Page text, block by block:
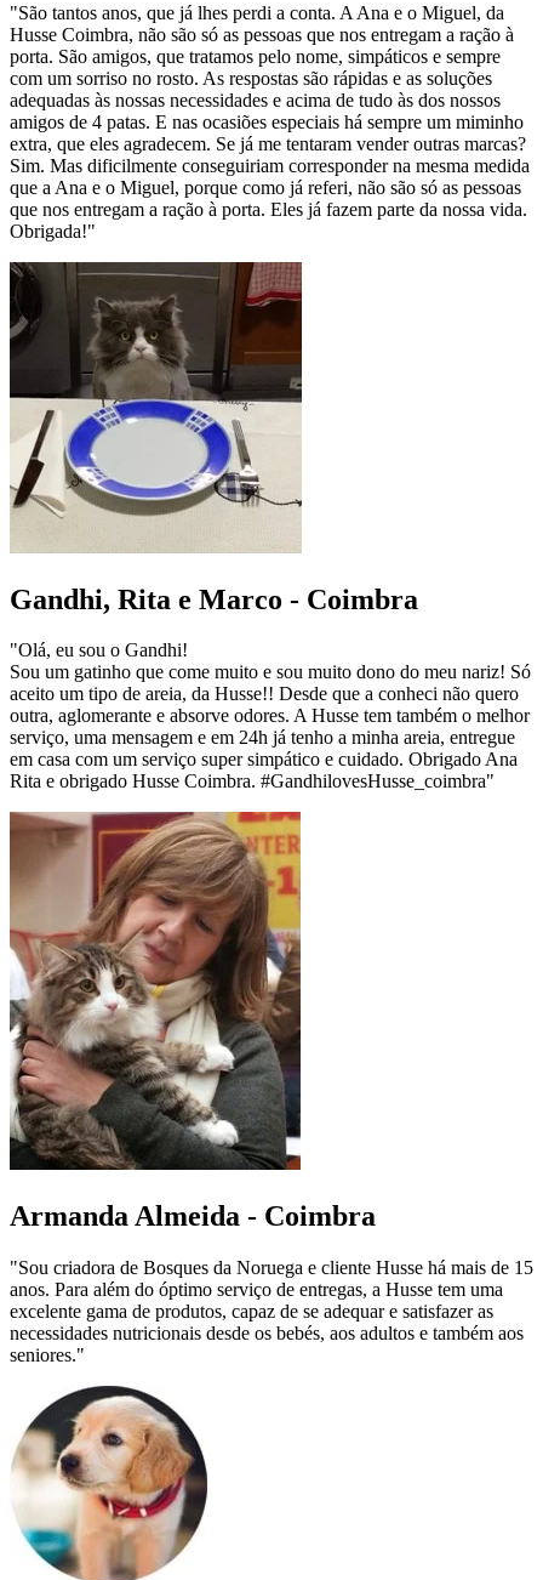
"São tantos anos, que já lhes perdi a conta. A Ana e o Miguel, da
Husse Coimbra, não são só as pessoas que nos entregam a ração à
porta. São amigos, que tratamos pelo nome, simpáticos e sempre
com um sorriso no rosto. As respostas são rápidas e as soluções
adequadas às nossas necessidades e acima de tudo às dos nossos
amigos de 4 patas. E nas ocasiões especiais há sempre um miminho
extra, que eles agradecem. Se já me tentaram vender outras marcas?
Sim. Mas dificilmente conseguiriam corresponder na mesma medida
que a Ana e o Miguel, porque como já referi, não são só as pessoas
que nos entregam a ração à porta. Eles já fazem parte da nossa vida.
Obrigada!"
Gandhi, Rita e Marco - Coimbra
"Olá, eu sou o Gandhi!
Sou um gatinho que come muito e sou muito dono do meu nariz! Só
aceito um tipo de areia, da Husse!! Desde que a conheci não quero
outra, aglomerante e absorve odores. A Husse tem também o melhor
serviço, uma mensagem e em 24h já tenho a minha areia, entregue
em casa com um serviço super simpático e cuidado. Obrigado Ana
Rita e obrigado Husse Coimbra. #GandhilovesHusse_coimbra"
Armanda Almeida - Coimbra
"Sou criadora de Bosques da Noruega e cliente Husse há mais de 15
anos. Para além do óptimo serviço de entregas, a Husse tem uma
excelente gama de produtos, capaz de se adequar e satisfazer as
necessidades nutricionais desde os bebés, aos adultos e também aos
seniores."